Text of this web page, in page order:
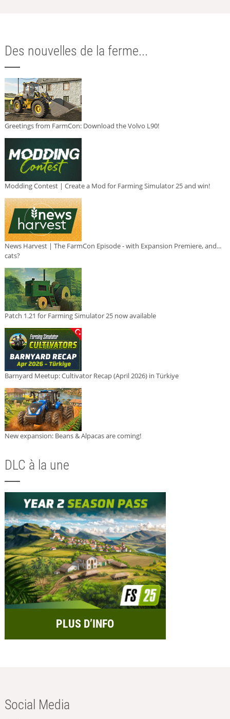
Des nouvelles de la ferme...
Greetings from FarmCon: Download the Volvo L90!
Modding Contest | Create a Mod for Farming Simulator 25 and win!
News Harvest | The FarmCon Episode - with Expansion Premiere, and...
cats?
Patch 1.21 for Farming Simulator 25 now available
Barnyard Meetup: Cultivator Recap (April 2026) in Türkiye
New expansion: Beans & Alpacas are coming!
DLC à la une
PLUS D’INFO
Social Media